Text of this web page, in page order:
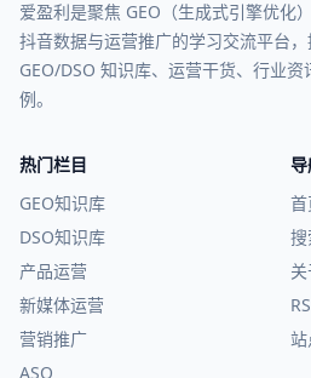
爱盈利是聚焦 GEO（生成式引擎优化
抖音数据与运营推广的学习交流平台
GEO/DSO 知识库、运营干货、行业资
例。
热门栏目
GEO知识库
DSO知识库
产品运营
新媒体运营
营销推广
ASO
首
搜
站